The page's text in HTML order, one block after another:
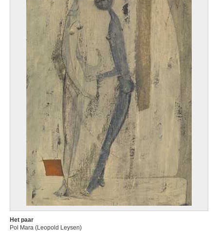
Het paar
Pol Mara (Leopold Leysen)